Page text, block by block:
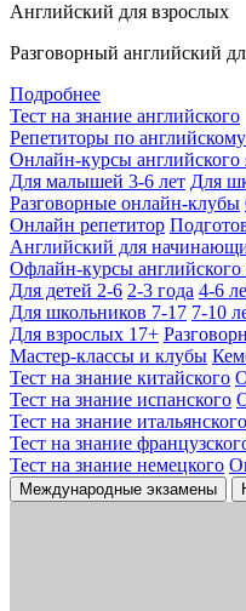
Английский для взрослых
Разговорный английский
Подробнее
Тест на знание английского
Репетиторы по
Онлайн-курсы английского
Для малышей 3-6 лет Для
Разговорные онлайн-клубы
Онлайн репетитор
Английский для
Офлайн-курсы английского
Для детей 2-6 2-3 года 4-6
Для школьников 7-17 7-10
Для взрослых 17+
Мастер-классы и клубы
Тест на знание китайского
Тест на знание испанского
Тест на знание итальянского
Тест на знание
Тест на знание немецкого
Международные экзамены